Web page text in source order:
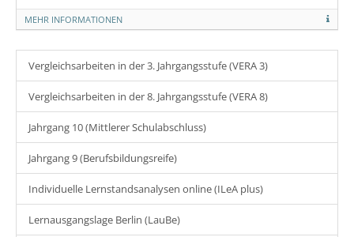
MEHR INFORMATIONEN
Vergleichsarbeiten in der 3. Jahrgangsstufe (VERA 3)
Vergleichsarbeiten in der 8. Jahrgangsstufe (VERA 8)
Jahrgang 10 (Mittlerer Schulabschluss)
Jahrgang 9 (Berufsbildungsreife)
Individuelle Lernstandsanalysen online (ILeA plus)
Lernausgangslage Berlin (LauBe)